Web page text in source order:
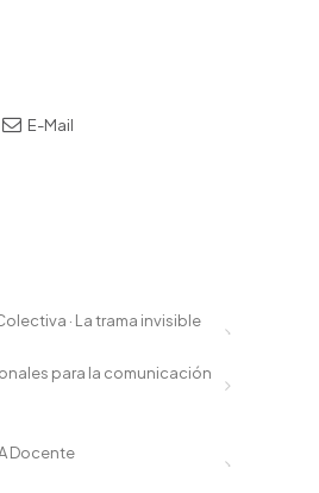
E-Mail
· La trama invisible
para la comunicación
Docente